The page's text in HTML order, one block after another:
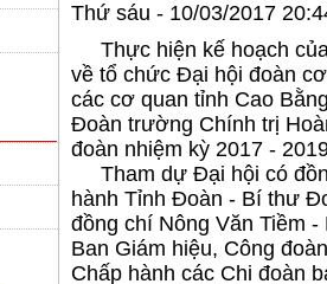
Thứ sáu - 10/03/2017
Thực hiện kế hoạch
về tổ chức Đại hội đoàn
các cơ quan tỉnh Cao
Đoàn trường Chính trị
đoàn nhiệm kỳ 2017 -
Tham dự Đại hội có
hành Tỉnh Đoàn - Bí thư
đồng chí Nông Văn Tiềm
Ban Giám hiệu, Công
Chấp hành các Chi đoàn